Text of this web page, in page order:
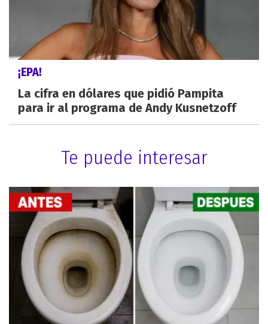
¡EPA!
La cifra en dólares que pidió Pampita
para ir al programa de Andy Kusnetzoff
Te puede interesar